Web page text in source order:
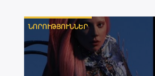
ՆՈՐՈՒԹՅՈՒՆՆԵՐ